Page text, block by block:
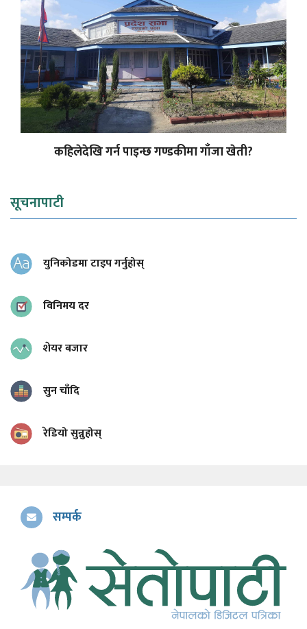
कहिलेदेखि गर्न पाइन्छ गण्डकीमा गाँजा खेती?
सूचनापाटी
युनिकोडमा टाइप गर्नुहोस्
विनिमय दर
शेयर बजार
सुन चाँदि
रेडियो सुन्नुहोस्
सम्पर्क